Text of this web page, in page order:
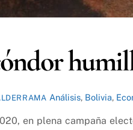
Análisis, Bolivia,
en plena campaña